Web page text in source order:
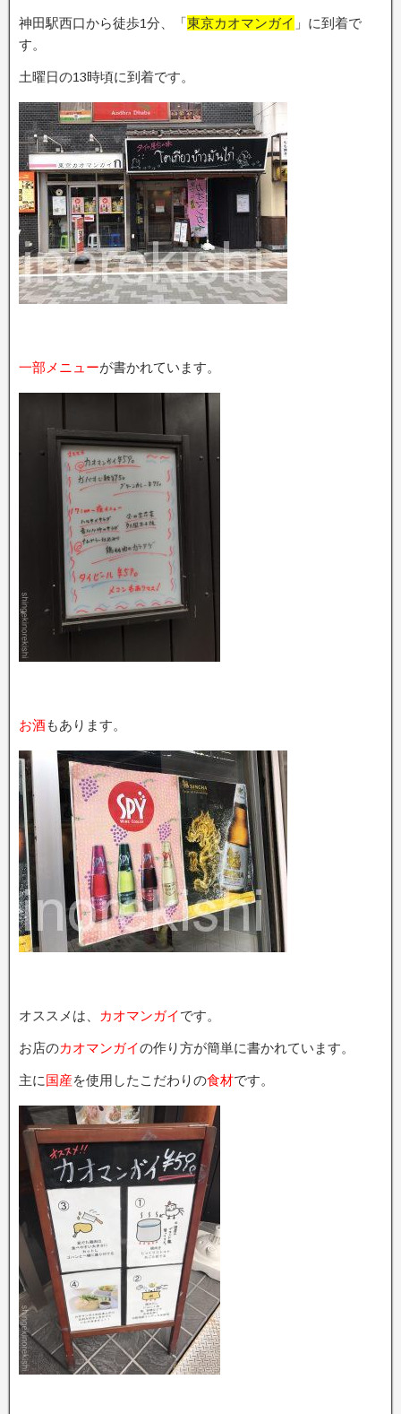
神田駅西口から徒歩1分、「東京カオマンガイ 」に到着で
す。
土曜日の13時頃に到着です。
一部メニューが書かれています。
お酒もあります。
オススメは、 カオマンガイです。
お店のカオマンガイの作り方が簡単に書かれています。
主に国産を使用したこだわりの食材です。